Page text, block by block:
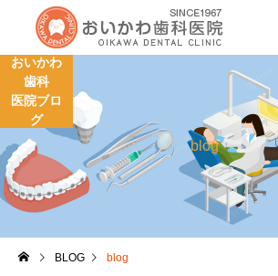
blog
おいかわ
歯科
医院ブロ
グ
BLOG blog